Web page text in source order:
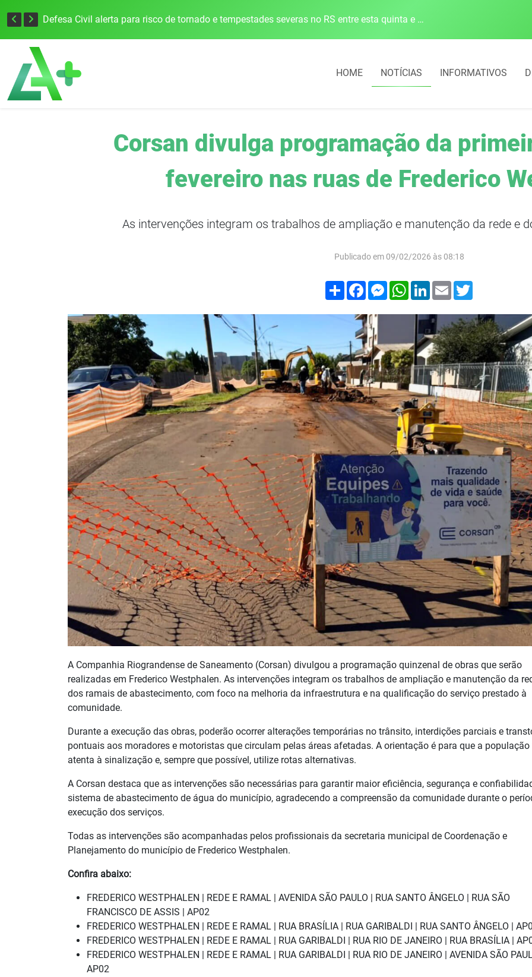
Defesa Civil alerta para risco de tornado e tempestades severas no RS entre esta quinta e sexta-feira
HOME NOTÍCIAS INFORMATIVOS
Corsan divulga programação da
fevereiro nas ruas de Frederico
As intervenções integram os trabalhos de ampliação e manutenção da rede e
Publicado em 09/02/2026 às 08:18
Compartilhar
FacebookMessenger
WhatsApp
LinkedIn
Email
A Companhia Riograndense de Saneamento (Corsan) divulgou a programação quinzenal de obras que serão
realizadas em Frederico Westphalen. As intervenções integram os trabalhos de ampliação e manutenção da
dos ramais de abastecimento, com foco na melhoria da infraestrutura e na qualificação do serviço prestado à
comunidade.
Durante a execução das obras, poderão ocorrer alterações temporárias no trânsito, interdições parciais e
pontuais aos moradores e motoristas que circulam pelas áreas afetadas. A orientação é para que a população
atenta à sinalização e, sempre que possível, utilize rotas alternativas.
A Corsan destaca que as intervenções são necessárias para garantir maior eficiência, segurança e
sistema de abastecimento de água do município, agradecendo a compreensão da comunidade durante o
execução dos serviços.
Todas as intervenções são acompanhadas pelos profissionais da secretaria municipal de Coordenação e
Planejamento do município de Frederico Westphalen.
Confira abaixo:
FREDERICO WESTPHALEN | REDE E RAMAL | AVENIDA SÃO PAULO | RUA SANTO ÂNGELO | RUA SÃO
FRANCISCO DE ASSIS | AP02
FREDERICO WESTPHALEN | REDE E RAMAL | RUA BRASÍLIA | RUA GARIBALDI | RUA SANTO ÂNGELO |
FREDERICO WESTPHALEN | REDE E RAMAL | RUA GARIBALDI | RUA RIO DE JANEIRO | RUA BRASÍLIA |
FREDERICO WESTPHALEN | REDE E RAMAL | RUA GARIBALDI | RUA RIO DE JANEIRO | AVENIDA SÃO
AP02